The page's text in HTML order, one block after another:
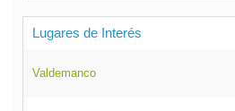
Lugares de Interés
Valdemanco